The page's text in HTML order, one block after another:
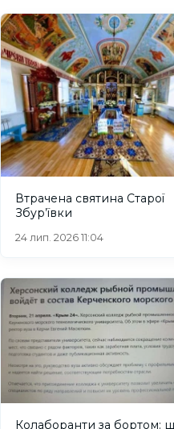
Втрачена святина Старої
Збур’ївки
24 лип. 2026 11:04
Колаборанти за бортом: